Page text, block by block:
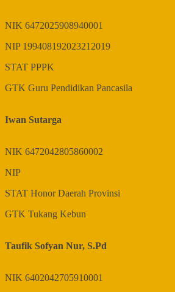
NIK 6472025908940001
NIP 199408192023212019
STAT PPPK
GTK Guru Pendidikan Pancasila
Iwan Sutarga
NIK 6472042805860002
NIP
STAT Honor Daerah Provinsi
GTK Tukang Kebun
Taufik Sofyan Nur, S.Pd
NIK 6402042705910001